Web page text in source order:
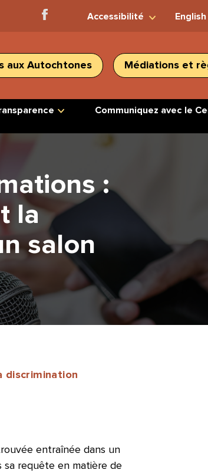
FacebookAccessibilité English
aux Autochtones
Médiations et
Communiquez avec le
:
la
salon
discrimination
entraînée dans un
sa requête en matière de